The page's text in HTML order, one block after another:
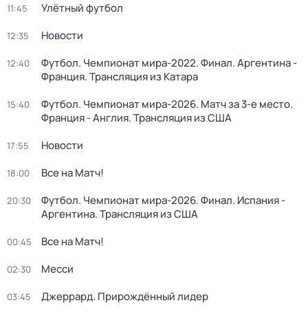
11:45 Улётный футбол
12:35 Новости
12:40
Футбол. Чемпионат мира-2022. Финал. Аргентина -
Франция. Трансляция из Катара
15:40
Футбол. Чемпионат мира-2026. Матч за 3-е место.
Франция - Англия. Трансляция из США
17:55 Новости
18:00 Все на Матч!
20:30
Футбол. Чемпионат мира-2026. Финал. Испания -
Аргентина. Трансляция из США
00:45 Все на Матч!
02:30 Месси
03:45 Джеррард. Прирождённый лидер